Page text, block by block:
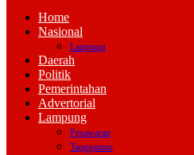
Home
Nasional
Lampung
Daerah
Politik
Pemerintahan
Advertorial
Lampung
Pesawaran
Tanggamus